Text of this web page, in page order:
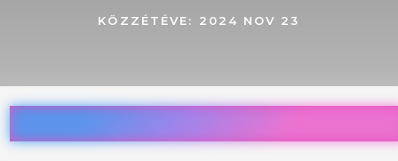
KÖZZÉTÉVE: 2024 NOV 23